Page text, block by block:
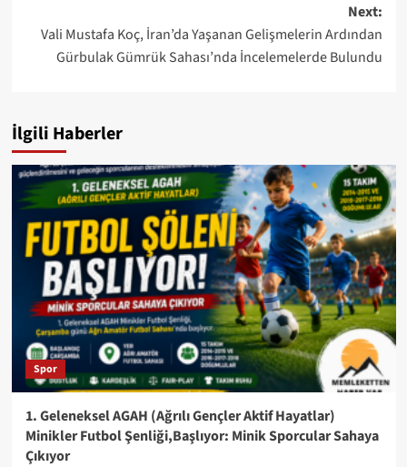
Next:
Vali Mustafa Koç, İran’da Yaşanan Gelişmelerin Ardından
Gürbulak Gümrük Sahası’nda İncelemelerde Bulundu
İlgili Haberler
Spor
1. Geleneksel AGAH (Ağrılı Gençler Aktif Hayatlar)
Minikler Futbol Şenliği,Başlıyor: Minik Sporcular Sahaya
Çıkıyor